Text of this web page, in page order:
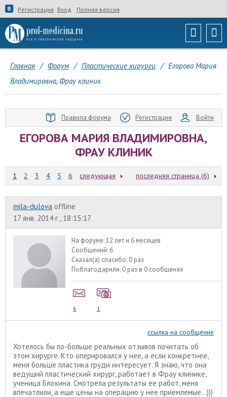
Регистрация Вход Полная версия
Главная / Форум / Пластические хирурги / Егорова Мария
Владимировна, Фрау клиник
Правила форума Регистрация Войти
ЕГОРОВА МАРИЯ ВЛАДИМИРОВНА,
ФРАУ КЛИНИК
1 2 3 4 5 6 следующая последняя страница (6)
mila-dulova offline
17 янв. 2014 г., 18:15:17
На форуме:12 лет и 6 месяцев
Сообщений: 6
Сказал(а) спасибо: 0 раз
Поблагодарили: 0 раз в 0 сообщенях
6 1
ссылка на сообщение
Хотелось бы по-больше реальных отзывов почитать об
этом хирурге. Кто оперировался у нее, а если конкретнее,
меня больше пластика груди интересует. Я знаю, что она
ведущий пластический хирург, работает в Фрау клинике,
ученица Блохина. Смотрела результаты ее работ, меня
впечатлили, а еще цены на операцию у нее приемлемые...)))